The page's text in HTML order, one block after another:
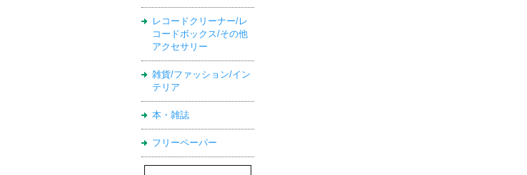
レコードクリーナー/レ
コードボックス/その他
アクセサリー
雑貨/ファッション/イン
テリア
本・雑誌
フリーペーパー